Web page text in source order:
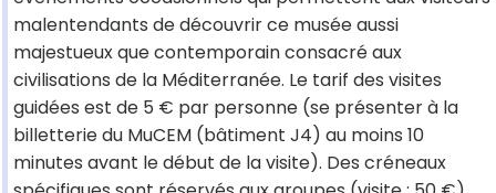
malentendants de découvrir ce musée aussi
majestueux que contemporain consacré aux
civilisations de la Méditerranée. Le tarif des visites
guidées est de 5 € par personne (se présenter à la
billetterie du MuCEM (bâtiment J4) au moins 10
minutes avant le début de la visite). Des créneaux